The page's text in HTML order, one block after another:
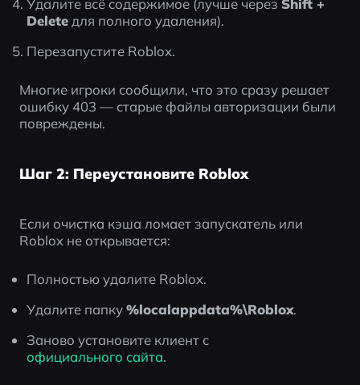
Удалите всё содержимое (лучше через Shift +
Delete для полного удаления).
Перезапустите Roblox.
Многие игроки сообщили, что это сразу решает
ошибку 403 — старые файлы авторизации были
повреждены.
Шаг 2: Переустановите Roblox
Если очистка кэша ломает запускатель или
Roblox не открывается:
Полностью удалите Roblox.
Удалите папку %localappdata%\Roblox.
Заново установите клиент с
официального сайта.